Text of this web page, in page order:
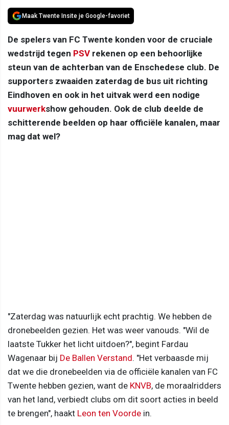
Maak Twente Insite je Google-favoriet
De spelers van FC Twente konden voor de cruciale
wedstrijd tegen PSV rekenen op een behoorlijke
steun van de achterban van de Enschedese club. De
supporters zwaaiden zaterdag de bus uit richting
Eindhoven en ook in het uitvak werd een nodige
vuurwerkshow gehouden. Ook de club deelde de
schitterende beelden op haar officiële kanalen, maar
mag dat wel?
"Zaterdag was natuurlijk echt prachtig. We hebben de
dronebeelden gezien. Het was weer vanouds. "Wil de
laatste Tukker het licht uitdoen?", begint Fardau
Wagenaar bij De Ballen Verstand. "Het verbaasde mij
dat we die dronebeelden via de officiële kanalen van FC
Twente hebben gezien, want de KNVB, de moraalridders
van het land, verbiedt clubs om dit soort acties in beeld
te brengen", haakt Leon ten Voorde in.